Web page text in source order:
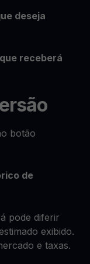
deseja
receberá
botão
de
pode diferir
exibido.
e taxas.